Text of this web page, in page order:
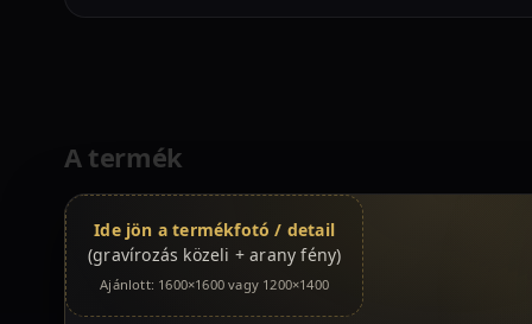
A termék
Ide jön a termékfotó / detail
(gravírozás közeli + arany fény)
Ajánlott: 1600×1600 vagy 1200×1400